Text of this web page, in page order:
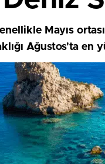
Mayıs
Ağustos'ta